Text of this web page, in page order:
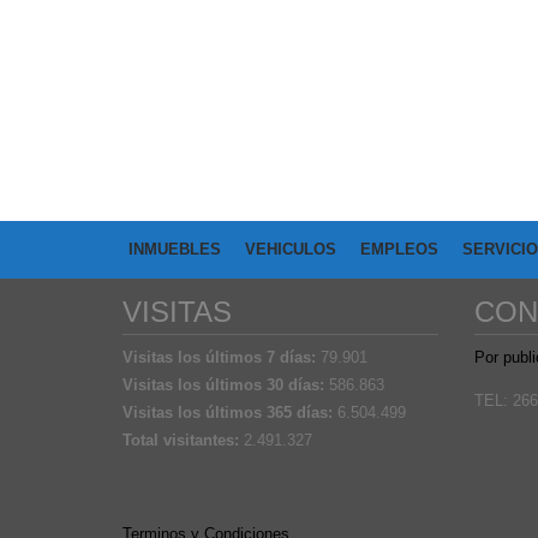
INMUEBLES VEHICULOS EMPLEOS
VISITAS
Visitas los últimos 7 días: 79.901
Visitas los últimos 30 días: 586.863
Visitas los últimos 365 días: 6.504.499
Total visitantes: 2.491.327
Por
TEL:
Terminos y Condiciones